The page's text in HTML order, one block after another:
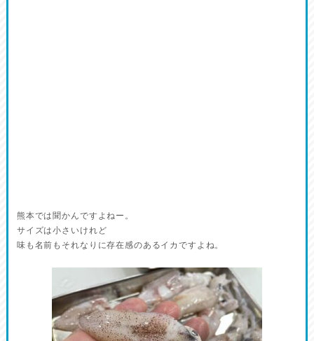
熊本では聞かんですよねー。
サイズは小さいけれど
味も名前もそれなりに存在感のあるイカですよね。